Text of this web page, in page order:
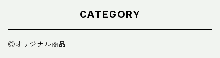
CATEGORY
◎オリジナル商品